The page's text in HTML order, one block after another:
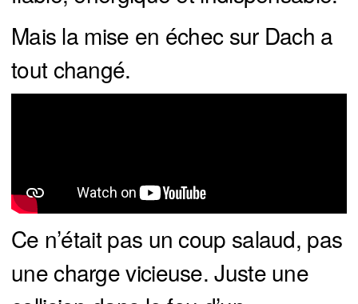
Mais la mise en échec sur Dach a
tout changé.
Ce n’était pas un coup salaud, pas
une charge vicieuse. Juste une